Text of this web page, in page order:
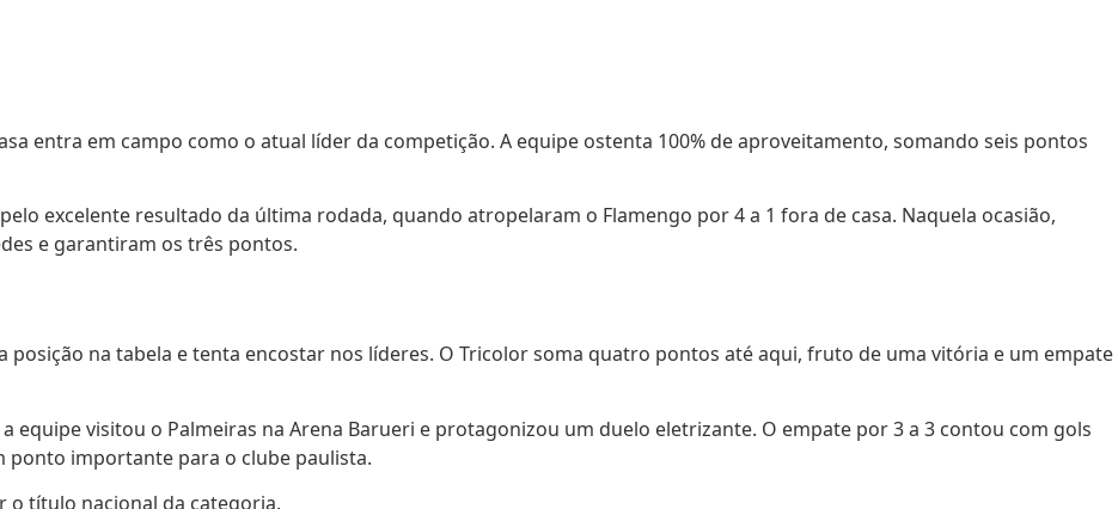
entra em campo como o atual líder da competição. A equipe ostenta 100% de aproveitamento, somando seis pontos
excelente resultado da última rodada, quando atropelaram o Flamengo por 4 a 1 fora de casa. Naquela ocasião,
e garantiram os três pontos.
na tabela e tenta encostar nos líderes. O Tricolor soma quatro pontos até aqui, fruto de uma vitória e um empate
equipe visitou o Palmeiras na Arena Barueri e protagonizou um duelo eletrizante. O empate por 3 a 3 contou com gols
ponto importante para o clube paulista.
o título nacional da categoria.